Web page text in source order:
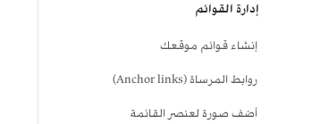
إدارة القوائم
إنشاء قوائم موقعك
روابط المرساة (Anchor links)
أضف صورة لعنصر القائمة